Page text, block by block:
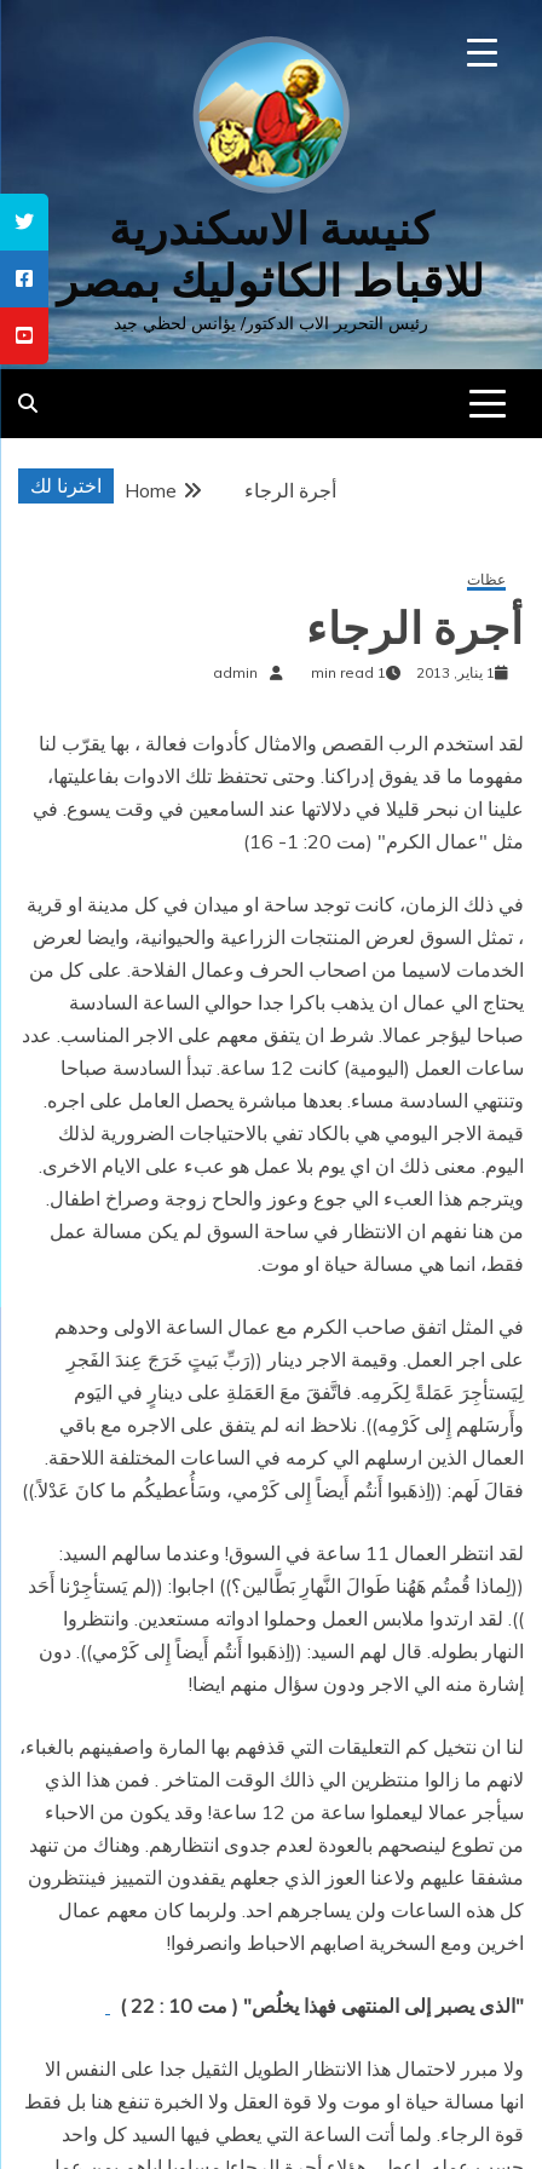
كنيسة الاسكندرية
للاقباط الكاثوليك بمصر
رئيس التحرير الاب الدكتور/ يؤانس لحظي جيد
اخترنا لك Home أجرة الرجاء
عظات
أجرة الرجاء
1 يناير, 2013 1 min read
admin
لقد استخدم الرب القصص والامثال كأدوات فعالة ، بها يقرّب لنا
مفهوما ما قد يفوق إدراكنا. وحتى تحتفظ تلك الادوات بفاعليتها،
علينا ان نبحر قليلا في دلالاتها عند السامعين في وقت يسوع. في
مثل "عمال الكرم" (مت 20: 1- 16)
في ذلك الزمان، كانت توجد ساحة او ميدان في كل مدينة او قرية
، تمثل السوق لعرض المنتجات الزراعية والحيوانية، وايضا لعرض
الخدمات لاسيما من اصحاب الحرف وعمال الفلاحة. على كل من
يحتاج الي عمال ان يذهب باكرا جدا حوالي الساعة السادسة
صباحا ليؤجر عمالا. شرط ان يتفق معهم على الاجر المناسب. عدد
ساعات العمل (اليومية) كانت 12 ساعة. تبدأ السادسة صباحا
وتنتهي السادسة مساء. بعدها مباشرة يحصل العامل على اجره.
قيمة الاجر اليومي هي بالكاد تفي بالاحتياجات الضرورية لذلك
اليوم. معنى ذلك ان اي يوم بلا عمل هو عبء على الايام الاخرى.
ويترجم هذا العبء الي جوع وعوز والحاح زوجة وصراخ اطفال.
من هنا نفهم ان الانتظار في ساحة السوق لم يكن مسالة عمل
فقط، انما هي مسالة حياة او موت.
في المثل اتفق صاحب الكرم مع عمال الساعة الاولى وحدهم
على اجر العمل. وقيمة الاجر دينار ((رَبِّ بَيتٍ خَرَجَ عِندَ الفَجرِ
لِيَستأجِرَ عَمَلةً لِكَرمِه. فاتَّفقَ معَ العَمَلةِ على دينارٍ في اليَوم
وأَرسَلهم إِلى كَرْمِه)). نلاحظ انه لم يتفق على الاجره مع باقي
العمال الذين ارسلهم الي كرمه في الساعات المختلفة اللاحقة.
فقالَ لَهم: ((اِذهَبوا أَنتُم أَيضاً إِلى كَرْمي، وسَأُعطيكُم ما كانَ عَدْلاً.))
لقد انتظر العمال 11 ساعة في السوق! وعندما سالهم السيد:
((لِماذا قُمتُم هَهُنا طَوالَ النَّهارِ بَطَّالين؟)) اجابوا: ((لم يَستأجِرْنا أَحَد
)). لقد ارتدوا ملابس العمل وحملوا ادواته مستعدين. وانتظروا
النهار بطوله. قال لهم السيد: ((اِذهَبوا أَنتُم أَيضاً إِلى كَرْمي)). دون
إشارة منه الي الاجر ودون سؤال منهم ايضا!
لنا ان نتخيل كم التعليقات التي قذفهم بها المارة واصفينهم بالغباء،
لانهم ما زالوا منتظرين الي ذالك الوقت المتاخر . فمن هذا الذي
سيأجر عمالا ليعملوا ساعة من 12 ساعة! وقد يكون من الاحباء
من تطوع لينصحهم بالعودة لعدم جدوى انتظارهم. وهناك من تنهد
مشفقا عليهم ولاعنا العوز الذي جعلهم يقفدون التمييز فينتظرون
كل هذه الساعات ولن يساجرهم احد. ولربما كان معهم عمال
اخرين ومع السخرية اصابهم الاحباط وانصرفوا!
"الذى يصبر إلى المنتهى فهذا يخلُص" ( مت 10 : 22 )
ولا مبرر لاحتمال هذا الانتظار الطويل الثقيل جدا على النفس الا
انها مسالة حياة او موت ولا قوة العقل ولا الخبرة تنفع هنا بل فقط
قوة الرجاء. ولما أتت الساعة التي يعطي فيها السيد كل واحد